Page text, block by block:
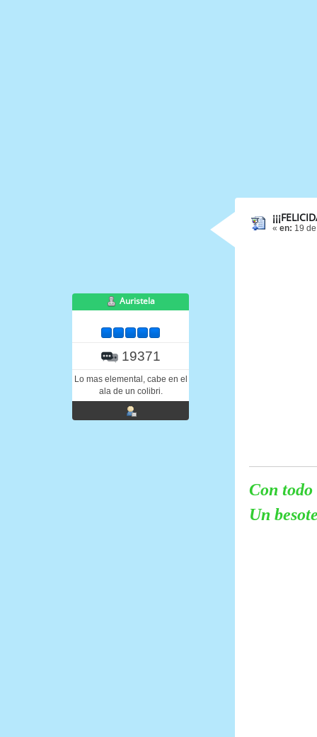
Auristela
19371
Lo mas elemental, cabe en el
ala de un colibri.
« en: 19
Con
Un